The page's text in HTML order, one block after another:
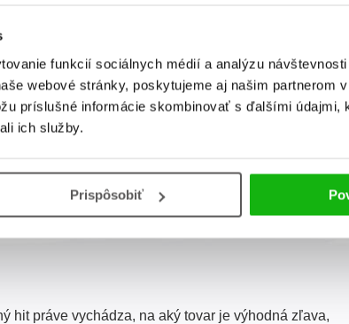
funkcií sociálnych médií a analýzu
webové stránky, poskytujeme aj našim partnerom
príslušné informácie skombinovať s ďalšími údajmi,
ich služby.
Prispôsobiť
- Ako
začalo
Maniv
svetobežníčky -
Stratený priateľ
Galina Maniv
hit práve vychádza, na aký tovar je výhodná zľava,